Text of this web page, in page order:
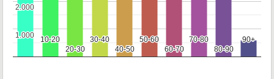
10-20
10-20
20-30
20-30
30-40
30-40
40-50
40-50
50-60
50-60
60-70
60-70
70-80
70-80
80-90
80-90
90+
90+
1.000
1.000
2.000
2.000